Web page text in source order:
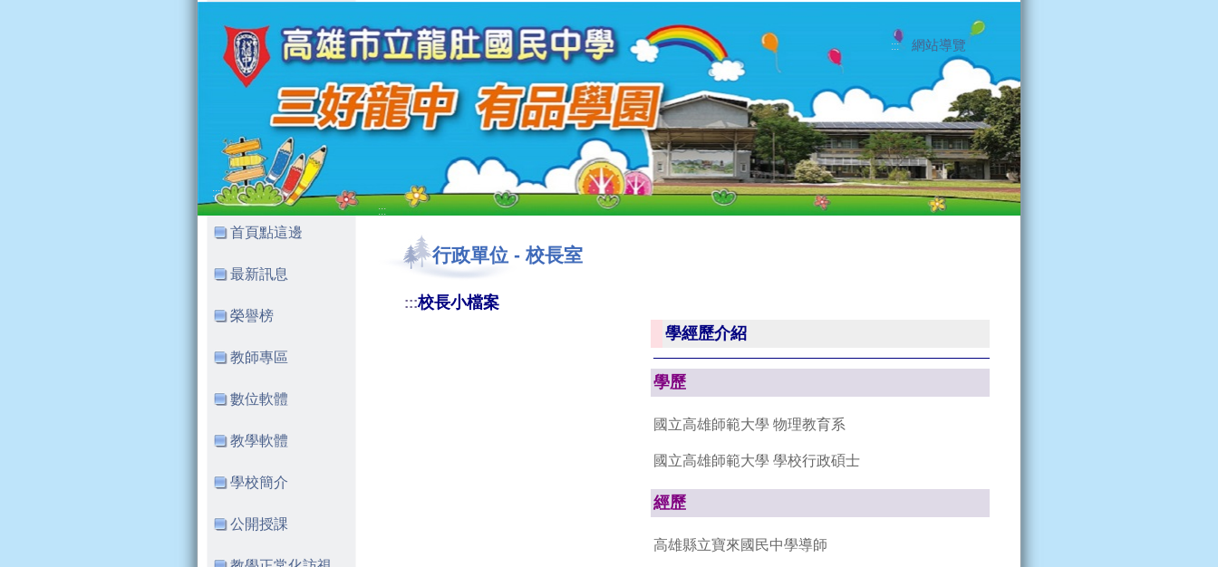
::: 網站導覽
:::
首頁點這邊
最新訊息
榮譽榜
教師專區
數位軟體
教學軟體
學校簡介
公開授課
:::
行政單位 -校長室
:::校長小檔案
學經歷介紹
學歷
國立高雄師範大學 物理教育系
國立高雄師範大學 學校行政碩士
經歷
高雄縣立寶來國民中學導師